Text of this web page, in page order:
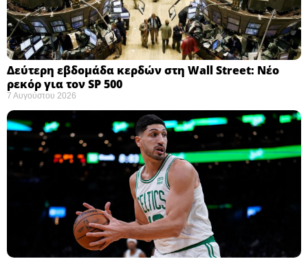
Δεύτερη εβδομάδα κερδών στη Wall Street: Νέο
ρεκόρ για τον SP 500
7 Αυγούστου 2026